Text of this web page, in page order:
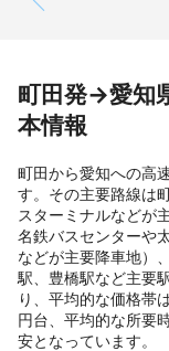
町田発→愛知
本情報
町田から愛知への高
す。その主要路線は
スターミナルなどが
名鉄バスセンターや
などが主要降車地）
駅、豊橋駅など主要
り、平均的な価格帯
円台、平均的な所要
安となっています。